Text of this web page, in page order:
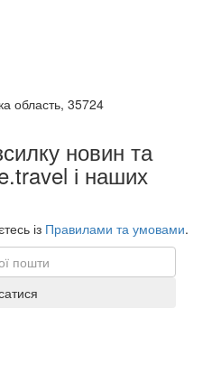
область, 35724
новин та
і наших
із Правилами та умовами.